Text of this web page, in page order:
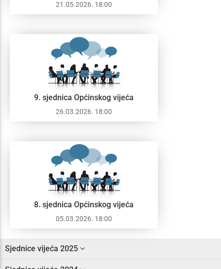
21.05.2026. 18:00
9. sjednica Općinskog vijeća
26.03.2026. 18:00
8. sjednica Općinskog vijeća
05.03.2026. 18:00
Sjednice vijeća 2025